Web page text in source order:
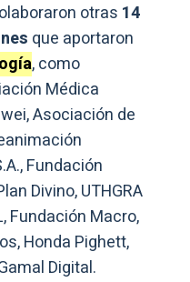
otras 14
que aportaron
, como
Médica
Asociación de
Fundación
Divino, UTHGRA
Fundación Macro,
Honda Pighett,
Digital.